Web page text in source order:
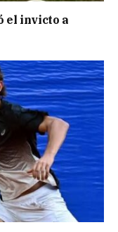
el invicto a